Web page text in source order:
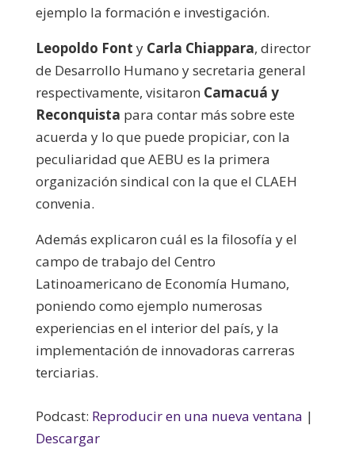
ejemplo la formación e investigación.
Leopoldo Font y Carla Chiappara, director
de Desarrollo Humano y secretaria general
respectivamente, visitaron Camacuá y
Reconquista para contar más sobre este
acuerda y lo que puede propiciar, con la
peculiaridad que AEBU es la primera
organización sindical con la que el CLAEH
convenia.
Además explicaron cuál es la filosofía y el
campo de trabajo del Centro
Latinoamericano de Economía Humano,
poniendo como ejemplo numerosas
experiencias en el interior del país, y la
implementación de innovadoras carreras
terciarias.
Podcast: Reproducir en una nueva ventana |
Descargar